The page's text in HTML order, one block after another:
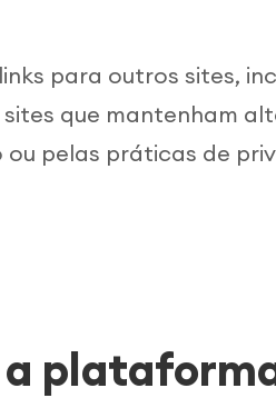
para outros sites,
que mantenham
pelas práticas de
a